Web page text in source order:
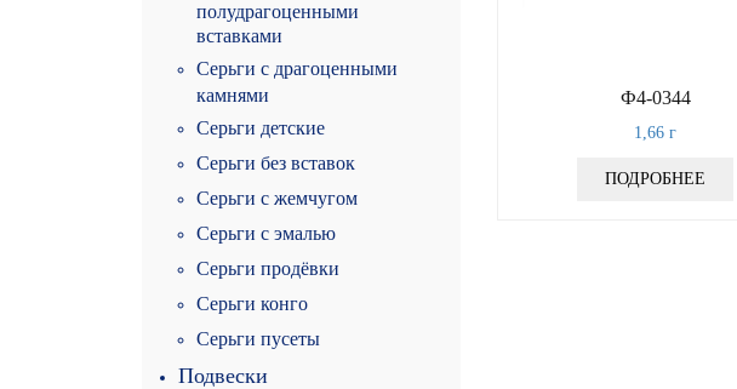
полудрагоценными
вставками
Серьги с драгоценными
камнями
Серьги детские
Серьги без вставок
Серьги с жемчугом
Серьги с эмалью
Серьги продёвки
Серьги конго
Серьги пусеты
Подвески
Ф4-0344
1,66 г
ПОДРОБНЕЕ